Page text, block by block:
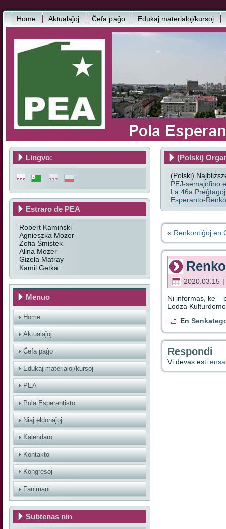
Home Aktualaĵoj Ĉefa paĝo Edukaj materialoj/kursoj
Lingvo:
Estraro de PEA
Robert Kamiński
Agnieszka Mozer
Zofia Śmistek
Alina Mozer
Gizela Matray
Kamil Getka
Menuo
Home
Aktualaĵoj
Ĉefa paĝo
Edukaj materialoj/kursoj
PEA
Pola Esperantisto
Niaj eldonaĵoj
Kalendaro
Kontakto
Kongresoj
Fanimani
Subtenas nin
(Polski)
(Polski)
PEJ-semajnfino
La 46a
Esperanto-
« Renkontiĝoj en
2020.03.15 |
Ni informas, ke –
Lodza
En
Respondi
Vi devas esti